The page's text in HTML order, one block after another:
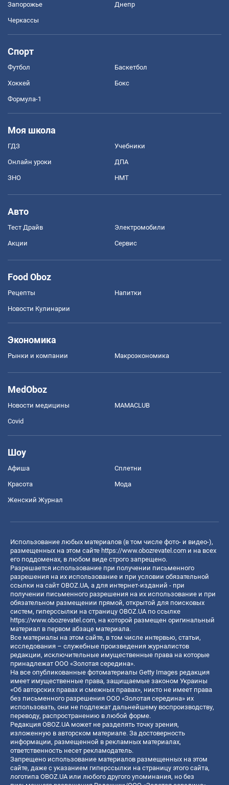
Запорожье Днепр
Черкассы
Спорт
Футбол Баскетбол
Хоккей Бокс
Формула-1
Моя школа
ГДЗ Учебники
Онлайн уроки ДПА
ЗНО НМТ
Авто
Тест Драйв Электромобили
Акции Сервис
Food Oboz
Рецепты Напитки
Новости Кулинарии
Экономика
Рынки и компании Mакроэкономика
MedOboz
Новости медицины MAMACLUB
Covid
Шоу
Афиша Сплетни
Красота Мода
Женский Журнал
Использование любых материалов (в том числе фото- и видео-),
размещенных на этом сайте https://www.obozrevatel.com и на всех
его поддоменах, в любом виде строго запрещено.
Разрешается использование при получении письменного
разрешения на их использование и при условии обязательной
ссылки на сайт OBOZ.UA, а для интернет-изданий - при
получении письменного разрешения на их использование и при
обязательном размещении прямой, открытой для поисковых
систем, гиперссылки на страницу OBOZ.UA по ссылке
https://www.obozrevatel.com, на которой размещен оригинальный
материал в первом абзаце материала.
Все материалы на этом сайте, в том числе интервью, статьи,
исследования – служебные произведения журналистов
редакции, исключительные имущественные права на которые
принадлежат ООО «Золотая середина».
На все опубликованные фотоматериалы Getty Images редакция
имеет имущественные права, защищаемые законом Украины
«Об авторских правах и смежных правах», никто не имеет права
без письменного разрешения ООО «Золотая середина» их
использовать, они не подлежат дальнейшему воспроизводству,
переводу, распространению в любой форме.
Редакция OBOZ.UA может не разделять точку зрения,
изложенную в авторском материале. За достоверность
информации, размещенной в рекламных материалах,
ответственность несет рекламодатель.
Запрещено использование материалов размещенных на этом
сайте, даже с указанием гиперссылки на страницу этого сайта,
логотипа OBOZ.UA или любого другого упоминания, но без